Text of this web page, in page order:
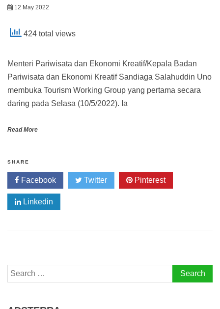
12 May 2022
424 total views
Menteri Pariwisata dan Ekonomi Kreatif/Kepala Badan
Pariwisata dan Ekonomi Kreatif Sandiaga Salahuddin Uno
membuka Tourism Working Group yang pertama secara
daring pada Selasa (10/5/2022). Ia
Read More
SHARE
Facebook Twitter Pinterest
Linkedin
Search
for: